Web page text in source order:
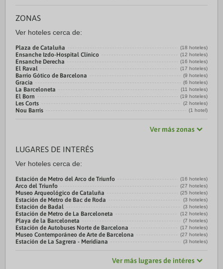
ZONAS
Ver hoteles cerca de:
Plaza de Cataluña (18 hoteles)
Ensanche Izdo-Hospital Clínico (12 hoteles)
Ensanche Derecha (16 hoteles)
El Raval (17 hoteles)
Barrio Gótico de Barcelona (9 hoteles)
Gracia (6 hoteles)
La Barceloneta (11 hoteles)
El Born (19 hoteles)
Les Corts (2 hoteles)
Nou Barris (1 hotel)
Ver más zonas
LUGARES DE INTERÉS
Ver hoteles cerca de:
Estación de Metro del Arco de Triunfo (16 hoteles)
Arco del Triunfo (27 hoteles)
Museo Arqueológico de Cataluña (25 hoteles)
Estación de Metro de Bac de Roda (3 hoteles)
Estación de Badal (3 hoteles)
Estación de Metro de La Barceloneta (12 hoteles)
Playa de la Barceloneta (7 hoteles)
Estación de Autobuses Norte de Barcelona (17 hoteles)
Museo Contemporáneo de Arte de Barcelona (27 hoteles)
Estación de La Sagrera - Meridiana (3 hoteles)
Ver más lugares de intéres